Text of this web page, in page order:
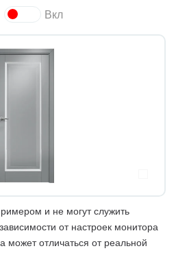
Вкл
и не могут служить
от настроек монитора
может отличаться от реальной